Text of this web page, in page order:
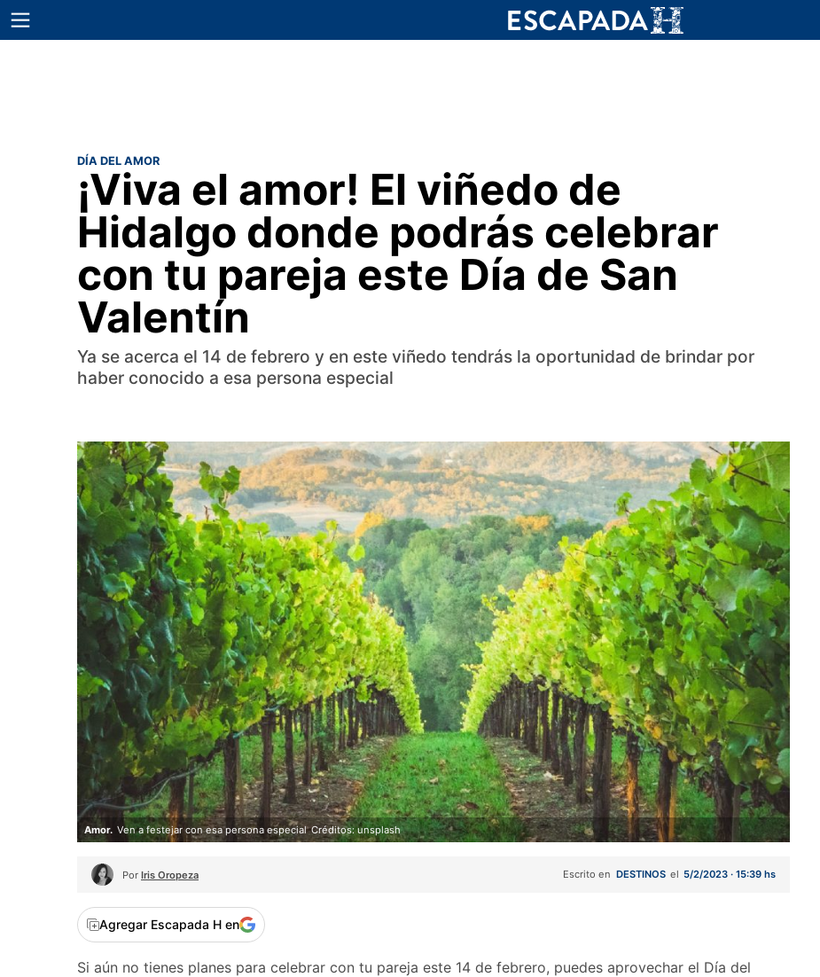
DÍA DEL AMOR
¡Viva el amor! El viñedo de
Hidalgo donde podrás celebrar
con tu pareja este Día de San
Valentín
Ya se acerca el 14 de febrero y en este viñedo tendrás la oportunidad de brindar por
haber conocido a esa persona especial
Amor. Ven a festejar con esa persona especial Créditos: unsplash
Por Iris Oropeza Escrito en DESTINOS el 5/2/2023 · 15:39 hs
Agregar Escapada H en
Si aún no tienes planes para celebrar con tu pareja este 14 de febrero, puedes aprovechar el Día del